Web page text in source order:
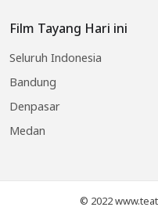
Film Tayang Hari ini
Seluruh Indonesia
Bandung
Denpasar
Medan
© 2022